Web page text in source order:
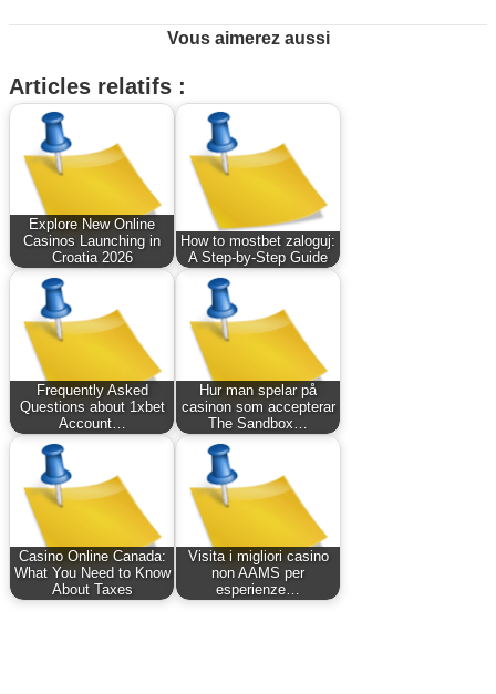
Vous aimerez aussi
Articles relatifs :
Explore New Online
Casinos Launching in
Croatia 2026
How to mostbet zaloguj:
A Step-by-Step Guide
Frequently Asked
Questions about 1xbet
Account…
Hur man spelar på
casinon som accepterar
The Sandbox…
Casino Online Canada:
What You Need to Know
About Taxes
Visita i migliori casino
non AAMS per
esperienze…